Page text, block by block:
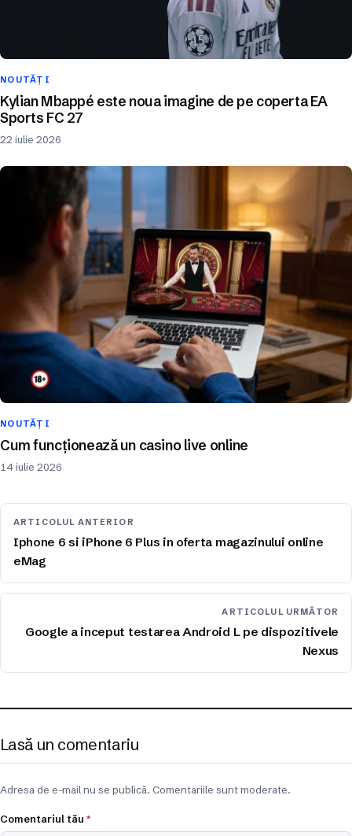
NOUTĂȚI
Kylian Mbappé este noua imagine de pe coperta EA
Sports FC 27
22 iulie 2026
NOUTĂȚI
Cum funcționează un casino live online
14 iulie 2026
ARTICOLUL ANTERIOR
Iphone 6 si iPhone 6 Plus in oferta magazinului online
eMag
ARTICOLUL URMĂTOR
Google a inceput testarea Android L pe dispozitivele
Nexus
Lasă un comentariu
Adresa de e-mail nu se publică. Comentariile sunt moderate.
Comentariul tău *